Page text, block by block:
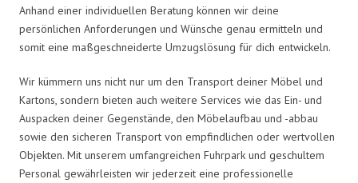
Anhand einer individuellen Beratung können wir deine
persönlichen Anforderungen und Wünsche genau ermitteln und
somit eine maßgeschneiderte Umzugslösung für dich entwickeln.
Wir kümmern uns nicht nur um den Transport deiner Möbel und
Kartons, sondern bieten auch weitere Services wie das Ein- und
Auspacken deiner Gegenstände, den Möbelaufbau und -abbau
sowie den sicheren Transport von empfindlichen oder wertvollen
Objekten. Mit unserem umfangreichen Fuhrpark und geschultem
Personal gewährleisten wir jederzeit eine professionelle